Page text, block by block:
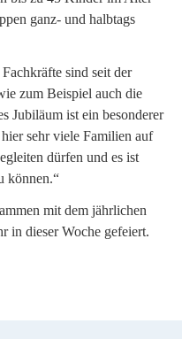
ganz- und halbtags
sind seit der
zum Beispiel auch die
Jubiläum ist ein besonderer
sehr viele Familien auf
dürfen und es ist
können.“
mit dem jährlichen
in dieser Woche gefeiert.